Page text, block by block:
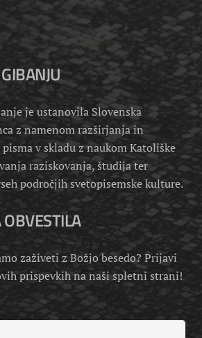
je ustanovila Slovenska
z namenom razširjanja in
v skladu z naukom Katoliške
raziskovanja, študija ter
področjih svetopisemske kulture.
OBVESTILA
zaživeti z Božjo besedo? Prijavi
prispevkih na naši spletni strani!